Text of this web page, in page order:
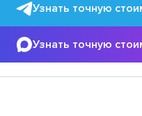
Узнать точную
Узнать точную